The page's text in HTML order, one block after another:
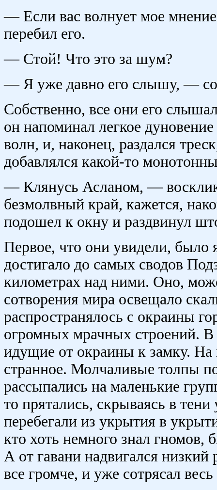
— Если вас волнует мое
перебил его.
— Стой! Что это за шум?
— Я уже давно его слышу, —
Собственно, все они его
он напоминал легкое
волн, и, наконец, раздался
добавлялся какой-то
— Клянусь Асланом, —
безмолвный край, кажется,
подошел к окну и раздвинул
Первое, что они увидели, было
достигало до самых сводов
километрах над ними. Оно,
сотворения мира освещало
распространялось с окраины
огромных мрачных строений.
идущие от окраины к замку. На
странное. Молчаливые толпы
рассыпались на маленькие
то прятались, скрываясь в
перебегали из укрытия в
кто хоть немного знал
А от гавани надвигался низкий
все громче, и уже сотрясал весь